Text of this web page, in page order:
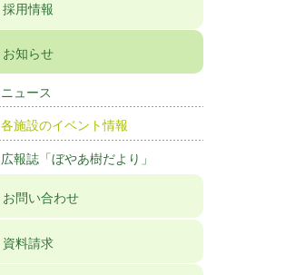
採用情報
お知らせ
ニュース
各施設のイベント情報
広報誌「ぼやあ樹だより」
お問い合わせ
資料請求